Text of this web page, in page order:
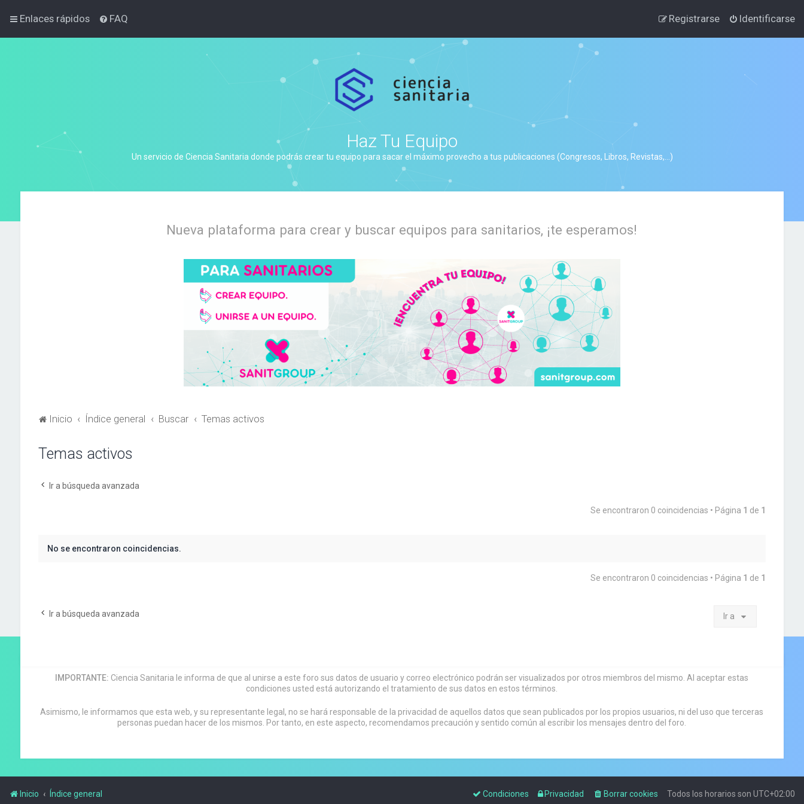
Enlaces rápidos FAQ Identificarse
Registrarse
Haz Tu Equipo
Un servicio de Ciencia Sanitaria donde podrás crear tu equipo para sacar el máximo provecho a tus publicaciones (Congresos, Libros, Revistas,...)
Nueva plataforma para crear y buscar equipos para sanitarios, ¡te esperamos!
Inicio Índice general Buscar Temas activos
Temas activos
Ir a búsqueda avanzada
Se encontraron 0 coincidencias • Página 1 de 1
No se encontraron coincidencias.
Se encontraron 0 coincidencias • Página 1 de 1
Ir a búsqueda avanzada Ir a
IMPORTANTE: Ciencia Sanitaria le informa de que al unirse a este foro sus datos de usuario y correo electrónico podrán ser visualizados por otros miembros del mismo. Al aceptar estas
condiciones usted está autorizando el tratamiento de sus datos en estos términos.
Asimismo, le informamos que esta web, y su representante legal, no se hará responsable de la privacidad de aquellos datos que sean publicados por los propios usuarios, ni del uso que terceras
personas puedan hacer de los mismos. Por tanto, en este aspecto, recomendamos precaución y sentido común al escribir los mensajes dentro del foro.
Inicio Índice general Todos los horarios son UTC+02:00
Borrar cookies
Privacidad
Condiciones